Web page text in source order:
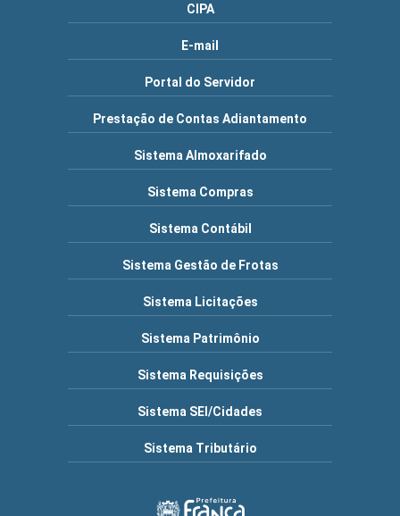
CIPA
E-mail
Portal do Servidor
Prestação de Contas Adiantamento
Sistema Almoxarifado
Sistema Compras
Sistema Contábil
Sistema Gestão de Frotas
Sistema Licitações
Sistema Patrimônio
Sistema Requisições
Sistema SEI/Cidades
Sistema Tributário